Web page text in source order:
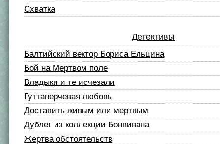
Схватка
Детективы
Балтийский вектор Бориса Ельцина
Бой на Мертвом поле
Владыки и те исчезали
Гуттаперчевая любовь
Доставить живым или мертвым
Дублет из коллекции Бонвивана
Жертва обстоятельств